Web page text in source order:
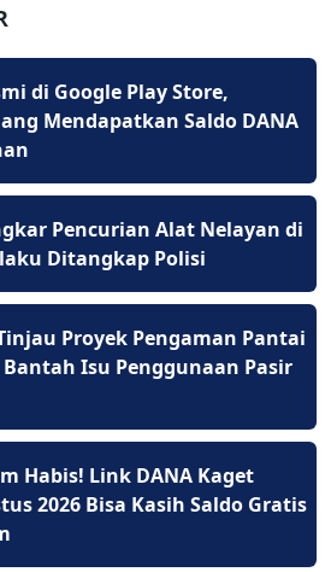
di Google Play Store,
Mendapatkan Saldo DANA
Pencurian Alat Nelayan di
Ditangkap Polisi
Proyek Pengaman Pantai
Isu Penggunaan Pasir
Habis! Link DANA Kaget
2026 Bisa Kasih Saldo Gratis